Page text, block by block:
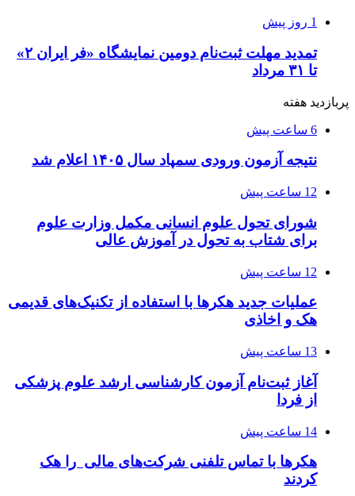
1 روز پیش
تمدید مهلت ثبت‌نام دومین نمایشگاه «فر ایران ۲»
تا ۳۱ مرداد
پربازدید هفته
6 ساعت پیش
نتیجه آزمون ورودی سمپاد سال ۱۴۰۵ اعلام شد
12 ساعت پیش
شورای تحول علوم انسانی مکمل وزارت علوم
برای شتاب به تحول در آموزش عالی
12 ساعت پیش
عملیات جدید هکرها با استفاده از تکنیک‌های قدیمی
هک و اخاذی
13 ساعت پیش
آغاز ثبت‌نام‌ آزمون کارشناسی ارشد علوم پزشکی
از فردا
14 ساعت پیش
هکرها با تماس تلفنی شرکت‌های مالی را هک
کردند